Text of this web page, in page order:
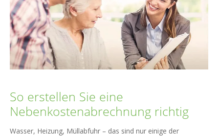
So erstellen Sie eine
Nebenkostenabrechnung richtig
Wasser, Heizung, Müllabfuhr – das sind nur einige der